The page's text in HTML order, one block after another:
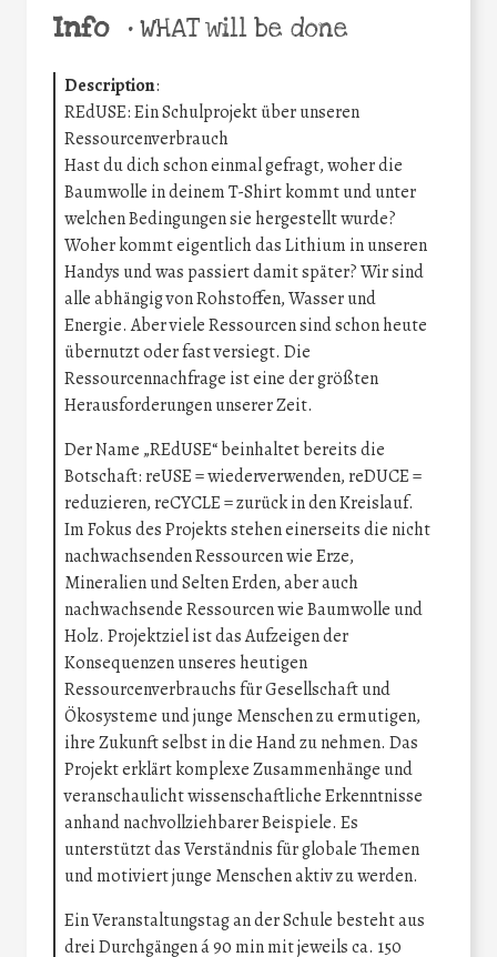
Info •WHAT will be done
Description:
REdUSE: Ein Schulprojekt über unseren
Ressourcenverbrauch
Hast du dich schon einmal gefragt, woher die
Baumwolle in deinem T-Shirt kommt und unter
welchen Bedingungen sie hergestellt wurde?
Woher kommt eigentlich das Lithium in unseren
Handys und was passiert damit später? Wir sind
alle abhängig von Rohstoffen, Wasser und
Energie. Aber viele Ressourcen sind schon heute
übernutzt oder fast versiegt. Die
Ressourcennachfrage ist eine der größten
Herausforderungen unserer Zeit.
Der Name „REdUSE“ beinhaltet bereits die
Botschaft: reUSE = wiederverwenden, reDUCE =
reduzieren, reCYCLE = zurück in den Kreislauf.
Im Fokus des Projekts stehen einerseits die nicht
nachwachsenden Ressourcen wie Erze,
Mineralien und Selten Erden, aber auch
nachwachsende Ressourcen wie Baumwolle und
Holz. Projektziel ist das Aufzeigen der
Konsequenzen unseres heutigen
Ressourcenverbrauchs für Gesellschaft und
Ökosysteme und junge Menschen zu ermutigen,
ihre Zukunft selbst in die Hand zu nehmen. Das
Projekt erklärt komplexe Zusammenhänge und
veranschaulicht wissenschaftliche Erkenntnisse
anhand nachvollziehbarer Beispiele. Es
unterstützt das Verständnis für globale Themen
und motiviert junge Menschen aktiv zu werden.
Ein Veranstaltungstag an der Schule besteht aus
drei Durchgängen á 90 min mit jeweils ca. 150